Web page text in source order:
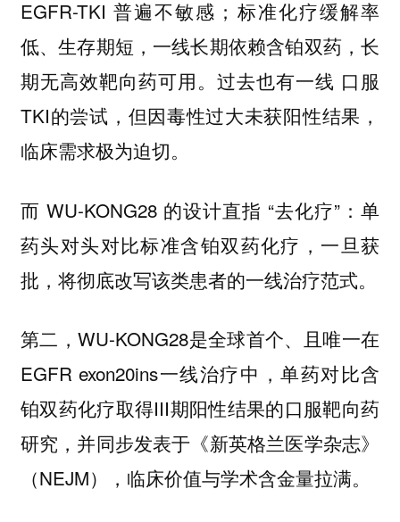
EGFR-TKI 普遍不敏感；标准化疗缓解率
低、生存期短，一线长期依赖含铂双药，长
期无高效靶向药可用。过去也有一线 口服
TKI的尝试，但因毒性过大未获阳性结果，
临床需求极为迫切。
而 WU-KONG28 的设计直指 “去化疗”：单
药头对头对比标准含铂双药化疗，一旦获
批，将彻底改写该类患者的一线治疗范式。
第二，WU-KONG28是全球首个、且唯一在
EGFR exon20ins一线治疗中，单药对比含
铂双药化疗取得III期阳性结果的口服靶向药
研究，并同步发表于《新英格兰医学杂志》
（NEJM），临床价值与学术含金量拉满。